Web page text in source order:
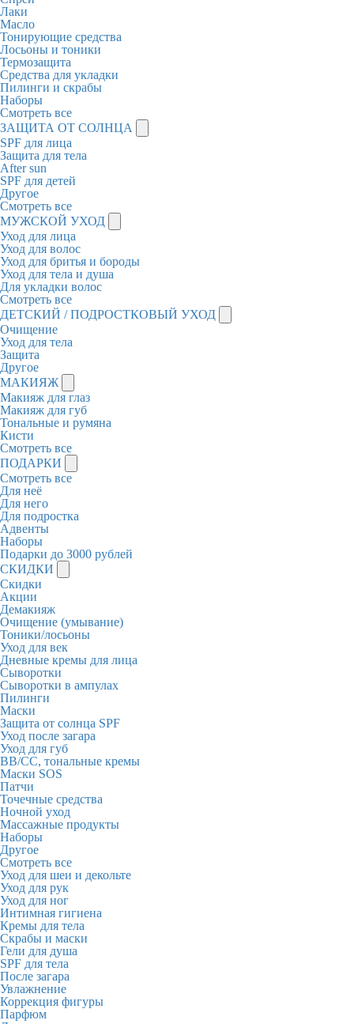
Лаки
Масло
Тонирующие средства
Лосьоны и тоники
Термозащита
Средства для укладки
Пилинги и скрабы
Наборы
Смотреть все
ЗАЩИТА ОТ СОЛНЦА
SPF для лица
Защита для тела
After sun
SPF для детей
Другое
Смотреть все
МУЖСКОЙ УХОД
Уход для лица
Уход для волос
Уход для бритья и бороды
Уход для тела и душа
Для укладки волос
Смотреть все
ДЕТСКИЙ / ПОДРОСТКОВЫЙ УХОД
Очищение
Уход для тела
Защита
Другое
МАКИЯЖ
Макияж для глаз
Макияж для губ
Тональные и румяна
Кисти
Смотреть все
ПОДАРКИ
Смотреть все
Для неё
Для него
Для подростка
Адвенты
Наборы
Подарки до 3000 рублей
СКИДКИ
Скидки
Акции
Демакияж
Очищение (умывание)
Тоники/лосьоны
Уход для век
Дневные кремы для лица
Сыворотки
Сыворотки в ампулах
Пилинги
Маски
Защита от солнца SPF
Уход после загара
Уход для губ
BB/CC, тональные кремы
Маски SOS
Патчи
Точечные средства
Ночной уход
Массажные продукты
Наборы
Другое
Смотреть все
Уход для шеи и декольте
Уход для рук
Уход для ног
Интимная гигиена
Кремы для тела
Скрабы и маски
Гели для душа
SPF для тела
После загара
Увлажнение
Коррекция фигуры
Парфюм